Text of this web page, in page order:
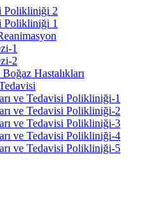
Polikliniği 2
Polikliniği 1
1
2
Hastalıkları
ve Tedavisi Polikliniği-1
ve Tedavisi Polikliniği-2
ve Tedavisi Polikliniği-3
ve Tedavisi Polikliniği-4
ve Tedavisi Polikliniği-5